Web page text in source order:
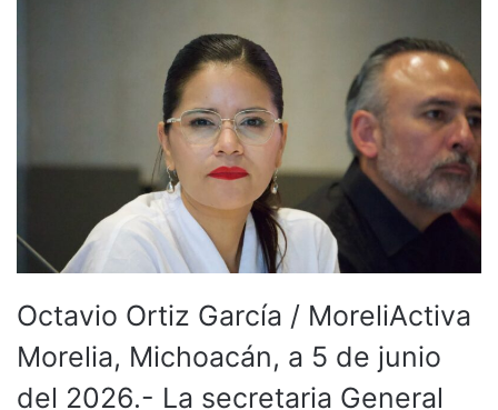
Octavio Ortiz García / MoreliActiva
Morelia, Michoacán, a 5 de junio
del 2026.- La secretaria General